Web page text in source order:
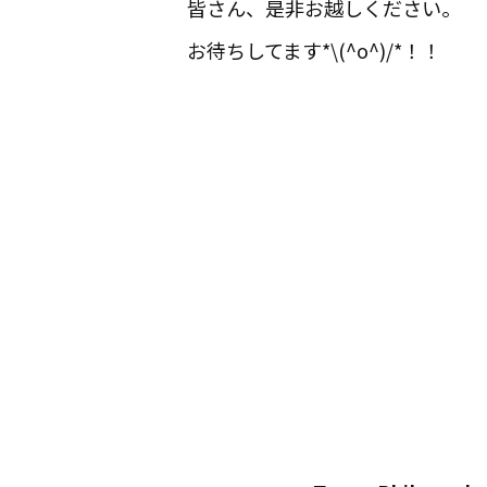
皆さん、是非お越しください。
お待ちしてます*\(^o^)/*！！